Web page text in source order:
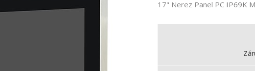
17" Nerez Panel PC IP69K